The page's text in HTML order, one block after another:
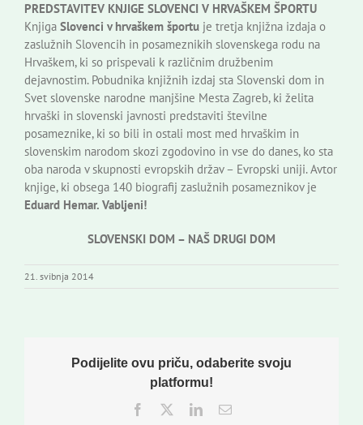
PREDSTAVITEV KNJIGE SLOVENCI V HRVAŠKEM ŠPORTU
Knjiga Slovenci v hrvaškem športu je tretja knjižna izdaja o
zaslužnih Slovencih in posameznikih slovenskega rodu na
Hrvaškem, ki so prispevali k različnim družbenim
dejavnostim. Pobudnika knjižnih izdaj sta Slovenski dom in
Svet slovenske narodne manjšine Mesta Zagreb, ki želita
hrvaški in slovenski javnosti predstaviti številne
posameznike, ki so bili in ostali most med hrvaškim in
slovenskim narodom skozi zgodovino in vse do danes, ko sta
oba naroda v skupnosti evropskih držav – Evropski uniji. Avtor
knjige, ki obsega 140 biografij zaslužnih posameznikov je
Eduard Hemar. Vabljeni!
SLOVENSKI DOM – NAŠ DRUGI DOM
21. svibnja 2014
Podijelite ovu priču, odaberite svoju
platformu!
Facebook
TwitterLinkedInEmail: